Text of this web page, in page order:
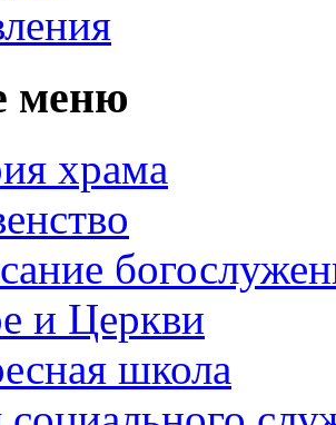
меню
храма
и Церкви
школа